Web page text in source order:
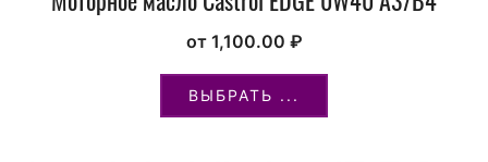
от 1,100.00 ₽
ВЫБРАТЬ ...